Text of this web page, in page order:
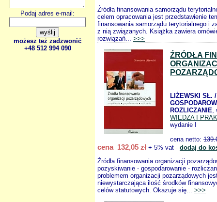
Podaj adres e-mail:
możesz też zadzwonić
+48 512 994 090
Źródła finansowania samorządu
celem opracowania jest przedstawienie
finansowania samorządu terytorialnego i
z nią związanych. Książka zawiera
rozwiązań... >>>
ŹRÓDŁA
LIŻEWSKI SŁ.
ROZLICZANIE,
WIEDZA I
wydanie I
cena netto:
cena 132,05 zł + 5% vat - dodaj do
Źródła finansowania organizacji
pozyskiwanie - gospodarowanie -
problemem organizacji pozarządowych
niewystarczająca ilość środków
celów statutowych. Okazuje się... >>>